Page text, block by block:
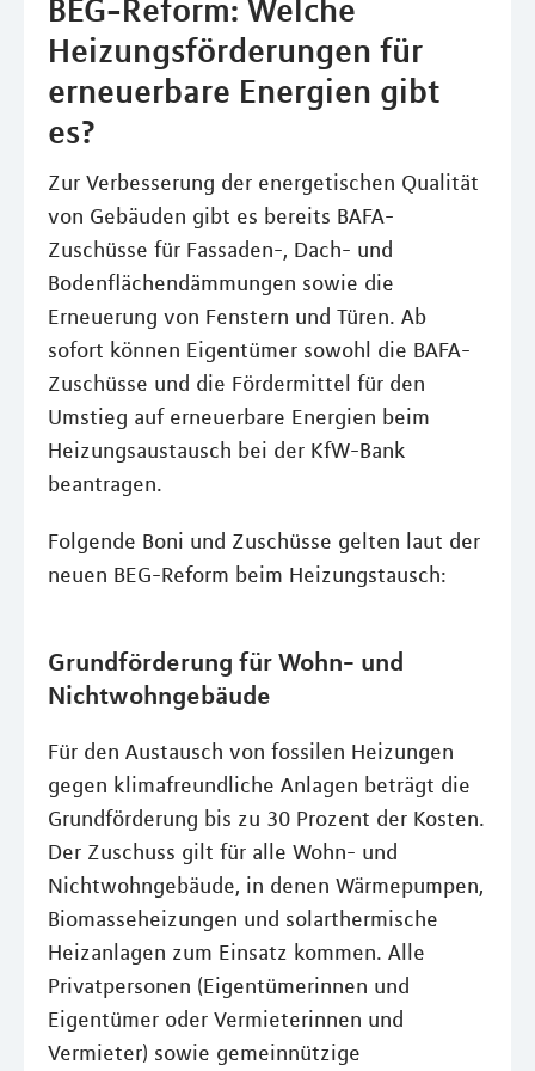
BEG-Reform: Welche
Heizungsförderungen für
erneuerbare Energien gibt
es?
Zur Verbesserung der energetischen Qualität
von Gebäuden gibt es bereits BAFA-
Zuschüsse für Fassaden-, Dach- und
Bodenflächendämmungen sowie die
Erneuerung von Fenstern und Türen. Ab
sofort können Eigentümer sowohl die BAFA-
Zuschüsse und die Fördermittel für den
Umstieg auf erneuerbare Energien beim
Heizungsaustausch bei der KfW-Bank
beantragen.
Folgende Boni und Zuschüsse gelten laut der
neuen BEG-Reform beim Heizungstausch:
Grundförderung für Wohn- und
Nichtwohngebäude
Für den Austausch von fossilen Heizungen
gegen klimafreundliche Anlagen beträgt die
Grundförderung bis zu 30 Prozent der Kosten.
Der Zuschuss gilt für alle Wohn- und
Nichtwohngebäude, in denen Wärmepumpen,
Biomasseheizungen und solarthermische
Heizanlagen zum Einsatz kommen. Alle
Privatpersonen (Eigentümerinnen und
Eigentümer oder Vermieterinnen und
Vermieter) sowie gemeinnützige